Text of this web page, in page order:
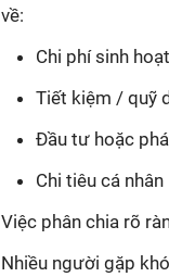
về:
Chi phí sinh hoạt
Tiết kiệm / quỹ
Đầu tư hoặc
Chi tiêu cá nhân
Việc phân chia rõ
Nhiều người gặp